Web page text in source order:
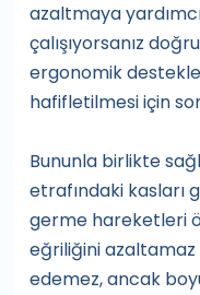
azaltmaya
çalışıyorsanız
ergonomik
hafifletilmesi için
Bununla birlikte
etrafındaki kasları
germe hareketleri
eğriliğini azaltamaz
edemez, ancak